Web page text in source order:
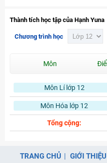
Thành tích học tập của Hạnh Yuna
Chương trình học
Môn
Môn Lí lớp 12
Môn Hóa lớp 12
Tổng cộng:
TRANG CHỦ GIỚI THIỆU